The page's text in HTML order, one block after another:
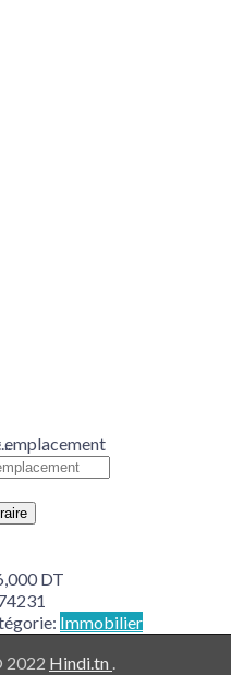
DT
Immobilier
2022 Hindi.tn .